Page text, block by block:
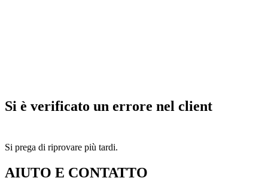
Si è verificato un errore nel client
Si prega di riprovare più tardi.
AIUTO E CONTATTO